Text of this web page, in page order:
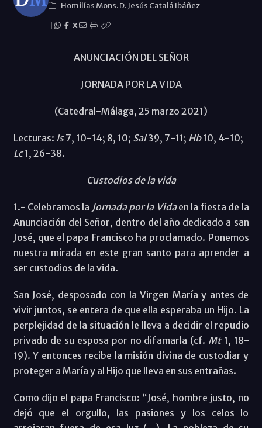
Homilías Mons. D. Jesús Catalá Ibáñez
X
ANUNCIACIÓN DEL SEÑOR
JORNADA POR LA VIDA
(Catedral-Málaga, 25 marzo 2021)
Lecturas: Is7, 10-14; 8, 10; Sal39, 7-11; Hb10, 4-10;
Lc1, 26-38.
Custodios de la vida
1.- Celebramos la Jornada por la Vidaen la fiesta de la
Anunciación del Señor, dentro del año dedicado a san
José, que el papa Francisco ha proclamado. Ponemos
nuestra mirada en este gran santo para aprender a
ser custodios de la vida.
San José, desposado con la Virgen María y antes de
vivir juntos, se entera de que ella esperaba un Hijo. La
perplejidad de la situación le lleva a decidir el repudio
privado de su esposa por no difamarla (cf. Mt1, 18-
19). Y entonces recibe la misión divina de custodiar y
proteger a María y al Hijo que lleva en sus entrañas.
Como dijo el papa Francisco: “José, hombre justo, no
dejó que el orgullo, las pasiones y los celos lo